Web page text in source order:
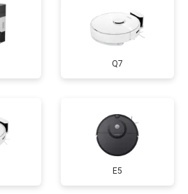
Q7
E5